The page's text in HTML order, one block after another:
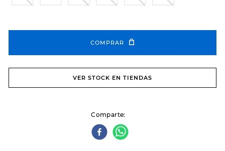
COMPRAR
VER STOCK EN TIENDAS
Comparte